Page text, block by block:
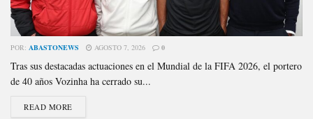
POR: ABASTONEWS AGOSTO 7, 2026 0
Tras sus destacadas actuaciones en el Mundial de la FIFA 2026, el portero
de 40 años Vozinha ha cerrado su...
READ MORE